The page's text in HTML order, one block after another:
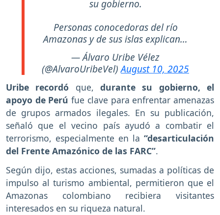
su gobierno.
Personas conocedoras del río
Amazonas y de sus islas explican…
— Álvaro Uribe Vélez
(@AlvaroUribeVel)August 10, 2025
Uribe recordó que,durante su gobierno, el
apoyo de Perúfue clave para enfrentar amenazas
de grupos armados ilegales. En su publicación,
señaló que el vecino país ayudó a combatir el
terrorismo, especialmente en la “desarticulación
del Frente Amazónico de las FARC”.
Según dijo, estas acciones, sumadas a políticas de
impulso al turismo ambiental, permitieron que el
Amazonas colombiano recibiera visitantes
interesados en su riqueza natural.